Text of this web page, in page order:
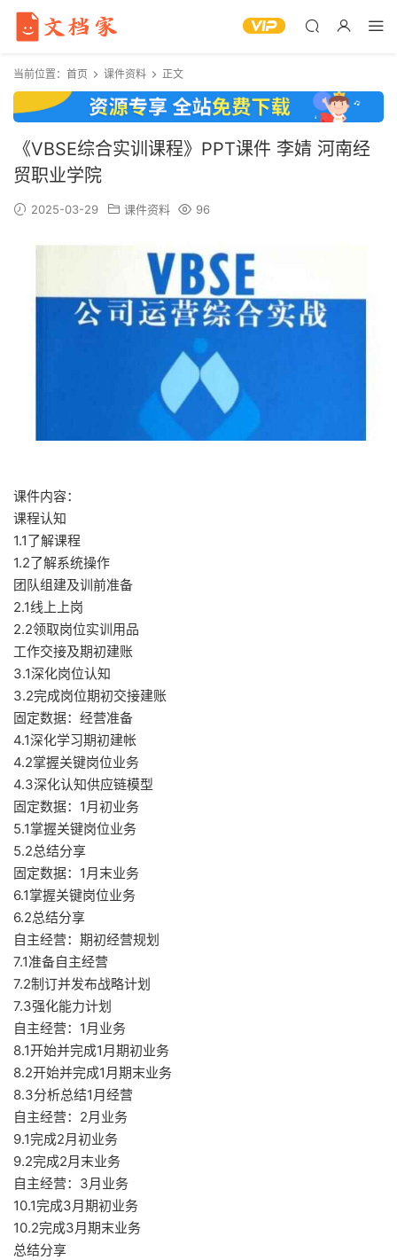
当前位置： 首页 课件资料 正文
《VBSE综合实训课程》PPT课件 李婧 河南经
贸职业学院
2025-03-29 课件资料 96
课件内容：
课程认知
1.1了解课程
1.2了解系统操作
团队组建及训前准备
2.1线上上岗
2.2领取岗位实训用品
工作交接及期初建账
3.1深化岗位认知
3.2完成岗位期初交接建账
固定数据：经营准备
4.1深化学习期初建帐
4.2掌握关键岗位业务
4.3深化认知供应链模型
固定数据：1月初业务
5.1掌握关键岗位业务
5.2总结分享
固定数据：1月末业务
6.1掌握关键岗位业务
6.2总结分享
自主经营：期初经营规划
7.1准备自主经营
7.2制订并发布战略计划
7.3强化能力计划
自主经营：1月业务
8.1开始并完成1月期初业务
8.2开始并完成1月期末业务
8.3分析总结1月经营
自主经营：2月业务
9.1完成2月初业务
9.2完成2月末业务
自主经营：3月业务
10.1完成3月期初业务
10.2完成3月期末业务
总结分享